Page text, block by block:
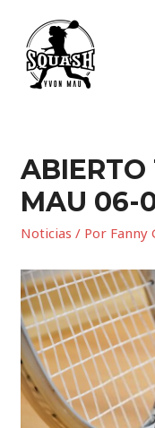
ABIERTO
MAU 06-
Noticias / Por Fanny